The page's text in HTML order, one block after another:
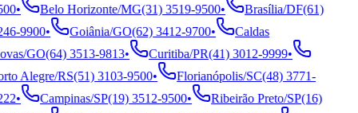
• Belo Horizonte/MG(31) 3519-9500• Brasília/DF(61)
9900• Goiânia/GO(62) 3412-9700•
Caldas
/GO(64) 3513-9813• Curitiba/PR(41) 3012-9999•
Alegre/RS(51) 3103-9500• Florianópolis/SC(48) 3771-
• Campinas/SP(19) 3512-9500• Ribeirão Preto/SP(16)